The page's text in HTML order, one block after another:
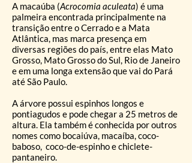
A macaúba (Acrocomia aculeata) é uma
palmeira encontrada principalmente na
transição entre o Cerrado e a Mata
Atlântica, mas marca presença em
diversas regiões do país, entre elas Mato
Grosso, Mato Grosso do Sul, Rio de Janeiro
e em uma longa extensão que vai do Pará
até São Paulo.
A árvore possui espinhos longos e
pontiagudos e pode chegar a 25 metros de
altura. Ela também é conhecida por outros
nomes como bocaiúva, macaíba, coco-
baboso, coco-de-espinho e chiclete-
pantaneiro.